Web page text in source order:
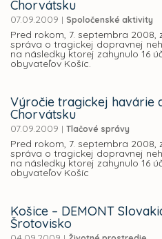
Chorvátsku
07.09.2009 | Spoločenské aktivity
Pred rokom, 7. septembra
správa o tragickej dopravnej
na následky ktorej zahynulo 16
obyvateľov Košíc.
Výročie tragickej havárie
Chorvátsku
07.09.2009 | Tlačové správy
Pred rokom, 7. septembra
správa o tragickej dopravnej
na následky ktorej zahynulo 16
obyvateľov Košíc
Košice – DEMONT
Šrotovisko